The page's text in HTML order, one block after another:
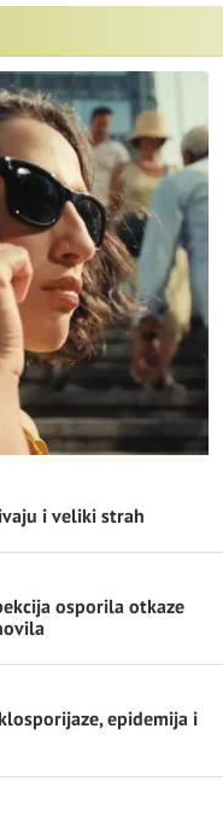
i veliki strah
osporila otkaze
epidemija i